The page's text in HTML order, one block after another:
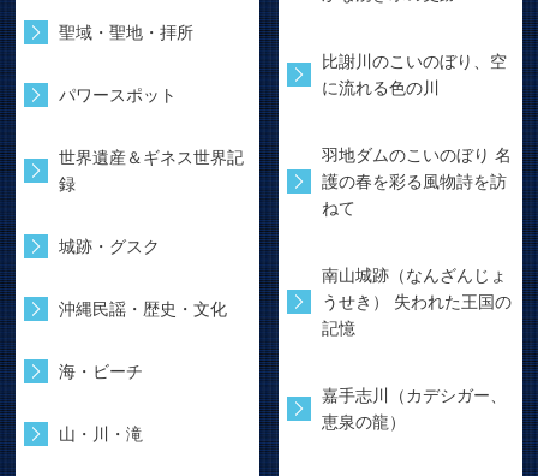
聖域・聖地・拝所
パワースポット
世界遺産＆ギネス世界記
録
城跡・グスク
沖縄民謡・歴史・文化
海・ビーチ
山・川・滝
比謝川のこいのぼり、空
に流れる色の川
羽地ダムのこいのぼり 名
護の春を彩る風物詩を訪
ねて
南山城跡（なんざんじょ
うせき） 失われた王国の
記憶
嘉手志川（カデシガー、
恵泉の龍）